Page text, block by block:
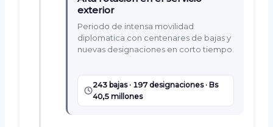
exterior
Periodo de intensa movilidad
diplomatica con centenares de bajas y
nuevas designaciones en corto tiempo.
243 bajas · 197 designaciones · Bs
40,5 millones